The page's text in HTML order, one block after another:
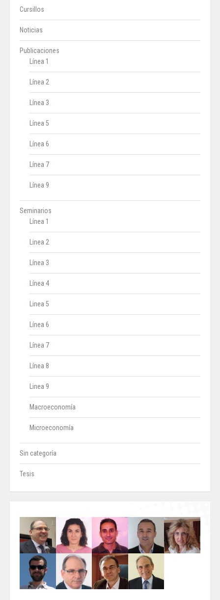
Cursillos
Noticias
Publicaciones
Línea 1
Línea 2
Línea 3
Línea 5
Línea 6
Línea 7
Línea 9
Seminarios
Línea 1
Linea 2
Línea 3
Línea 4
Linea 5
Línea 6
Línea 7
Línea 8
Linea 9
Macroeconomía
Microeconomía
Sin categoría
Tesis